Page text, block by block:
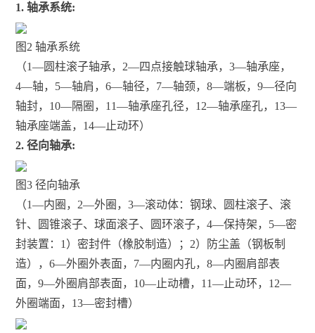
1. 轴承系统:
图2 轴承系统
（1­­­­­­­—圆柱滚子轴承，2­­­­­­­­­­­­­­—四点接触球轴承，3­­­­­­­—轴承座，
4­­­­­­­—轴，5­­­­­­­—轴肩，6­­­­­­­—轴径，7­­­­­­­—轴颈，8­­­­­­­—端板，9­­­­­­­—径向
轴封，10­­­­­­—隔圈，11­­­­­­—轴承座孔径，12­­­­­­—轴承座孔，13­­­­­­—
轴承座端盖，14­­­­­­—止动环）
2. 径向轴承:
图3 径向轴承
（1­­­­­­­—内圈，2­­­­­­­—外圈，3­­­­­­­—滚动体：钢球、圆柱滚子、滚
针、圆锥滚子、球面滚子、圆环滚子，4­­­­­­­—保持架，5­­­­­­­—密
封装置：1）密封件（橡胶制造）；2）防尘盖（钢板制
造），6­­­­­­­—外圈外表面，7­­­­­­­—内圈内孔，8­­­­­­­—内圈肩部表
面，9­­­­­­­—外圈肩部表面，10­­­­­­—止动槽，11­­­­­­—止动环，12­­­­­­—
外圈端面，13­­­­­­—密封槽）